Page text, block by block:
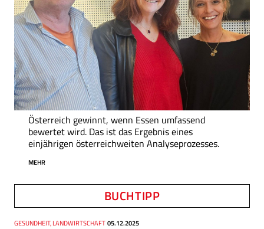
Österreich gewinnt, wenn Essen umfassend
bewertet wird. Das ist das Ergebnis eines
einjährigen österreichweiten Analyseprozesses.
MEHR
BUCHTIPP
Thema
GESUNDHEIT, LANDWIRTSCHAFT
Datum 05.12.2025